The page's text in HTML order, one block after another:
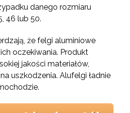
danego rozmiaru
46 lub 50.
że felgi aluminiowe
oczekiwania. Produkt
jakości materiałów,
uszkodzenia. Alufelgi ładnie